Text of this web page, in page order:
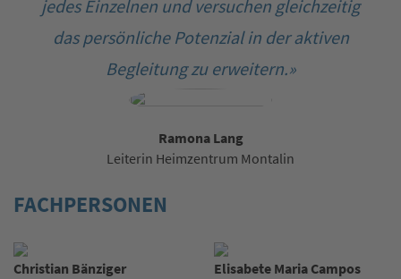
jedes Einzelnen und versuchen gleichzeitig
das persönliche Potenzial in der aktiven
Begleitung zu erweitern.»
Ramona Lang
Leiterin Heimzentrum Montalin
FACHPERSONEN
Christian Bänziger
Elisabete Maria Campos